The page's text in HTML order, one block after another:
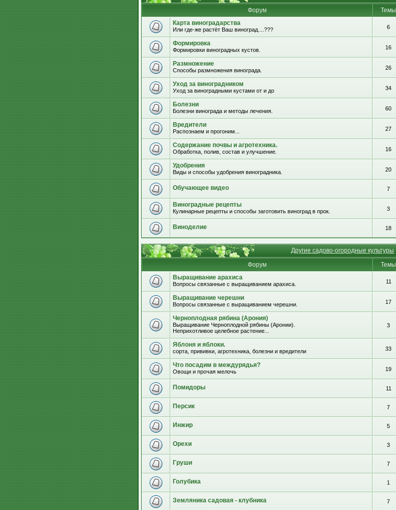
Форум
Темы
Карта виноградарства
Или где-же растёт Ваш виноград....??? 6
Формировка
Формировки виноградных кустов. 16
Размножение
Способы размножения винограда. 26
Уход за виноградником
Уход за виноградными кустами от и до 34
Болезни
Болезни винограда и методы лечения. 60
Вредители
Распознаем и прогоним... 27
Содержание почвы и агротехника.
Обработка, полив, состав и улучшение. 16
Удобрения
Виды и способы удобрения виноградника. 20
Обучающее видео 7
Виноградные рецепты
Кулинарные рецепты и способы заготовить виноград в прок. 3
Виноделие 18
Другие садово-огородные культуры
Форум
Темы
Выращивание арахиса
Вопросы связанные с выращиванием арахиса. 11
Выращивание черешни
Вопросы связанные с выращиванием черешни. 17
Черноплодная рябина (Арония)
Выращивание Черноплодной рябины (Аронии).
Неприхотливое целебное растение...
3
Яблоня и яблоки.
сорта, прививки, агротехника, болезни и вредители 33
Что посадим в междурядья?
Овощи и прочая мелочь 19
Помидоры 11
Персик 7
Инжир 5
Орехи 3
Груши 7
Голубика 1
Земляника садовая - клубника 7